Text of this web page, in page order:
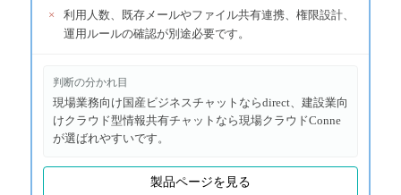
×
利用人数、既存メールやファイル共有連携、権限設計、
運用ルールの確認が別途必要です。
判断の分かれ目
現場業務向け国産ビジネスチャットならdirect、建設業向
けクラウド型情報共有チャットなら現場クラウドConne
が選ばれやすいです。
製品ページを見る